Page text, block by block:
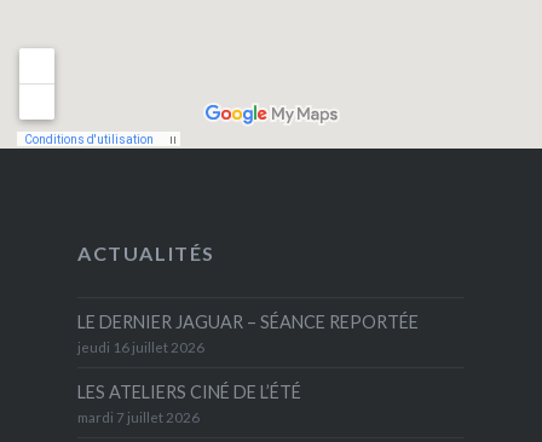
ACTUALITÉS
LE DERNIER JAGUAR – SÉANCE REPORTÉE
jeudi 16 juillet 2026
LES ATELIERS CINÉ DE L’ÉTÉ
mardi 7 juillet 2026